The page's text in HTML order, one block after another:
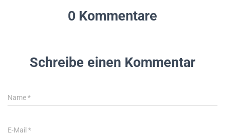
0 Kommentare
Schreibe einen Kommentar
Name*
E-Mail *